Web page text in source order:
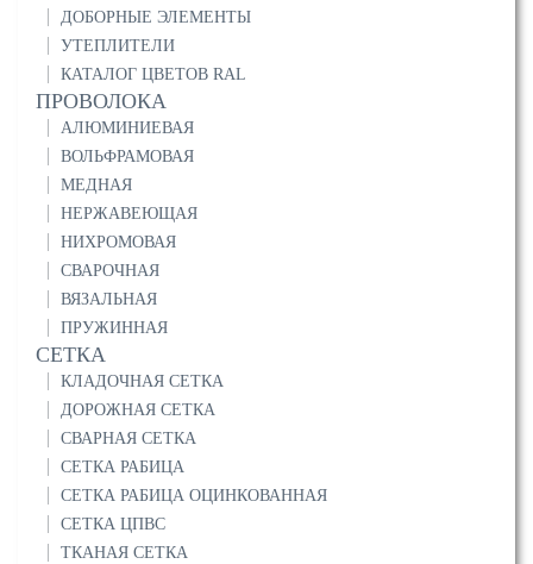
ДОБОРНЫЕ ЭЛЕМЕНТЫ
УТЕПЛИТЕЛИ
КАТАЛОГ ЦВЕТОВ RAL
ПРОВОЛОКА
АЛЮМИНИЕВАЯ
ВОЛЬФРАМОВАЯ
МЕДНАЯ
НЕРЖАВЕЮЩАЯ
НИХРОМОВАЯ
СВАРОЧНАЯ
ВЯЗАЛЬНАЯ
ПРУЖИННАЯ
СЕТКА
КЛАДОЧНАЯ СЕТКА
ДОРОЖНАЯ СЕТКА
СВАРНАЯ СЕТКА
СЕТКА РАБИЦА
СЕТКА РАБИЦА ОЦИНКОВАННАЯ
СЕТКА ЦПВС
ТКАНАЯ СЕТКА